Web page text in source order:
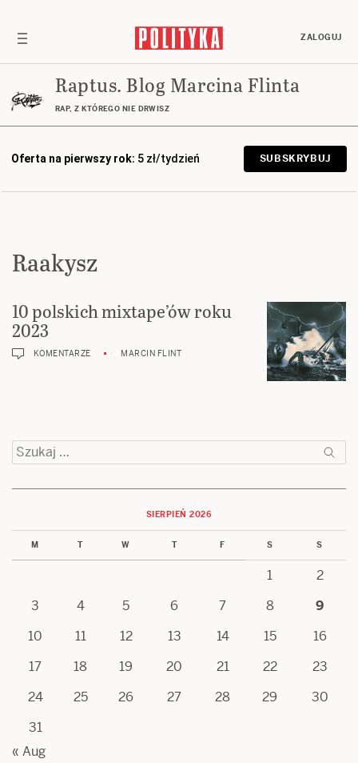
ZALOGUJ
Raptus. Blog Marcina Flinta
RAP, Z KTÓREGO NIE DRWISZ
Oferta na pierwszy rok: 5 zł/tydzień SUBSKRYBUJ
Raakysz
10 polskich mixtape’ów roku
2023
KOMENTARZE MARCIN FLINT
Szukaj:
SIERPIEŃ 2026
M T W T F S S
1
2
3
4 5 6 7 8
9
10
11 12 13 14 15
16
17
18 19 20 21 22
23
24
25 26 27 28 29
30
31
« Aug